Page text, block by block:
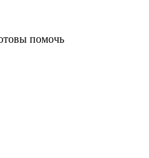
помочь